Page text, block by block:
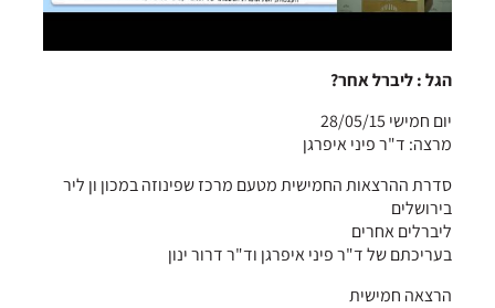
הגל : ליברל אחר?
יום חמישי 28/05/15
מרצה: ד"ר פיני איפרגן
סדרת ההרצאות החמישית מטעם מרכז שפינוזה במכון ון ליר
בירושלים
ליברלים אחרים
בעריכתם של ד"ר פיני איפרגן וד"ר דרור ינון
הרצאה חמישית